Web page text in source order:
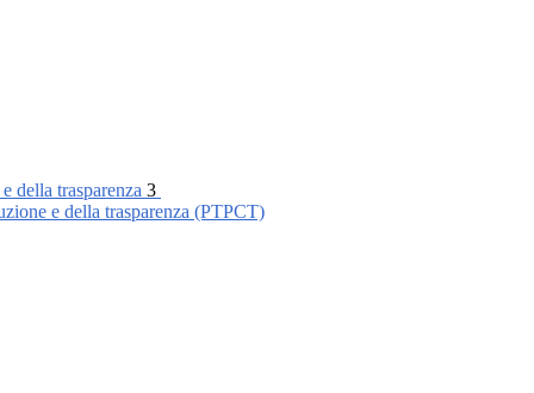
della trasparenza 3
e della trasparenza (PTPCT)